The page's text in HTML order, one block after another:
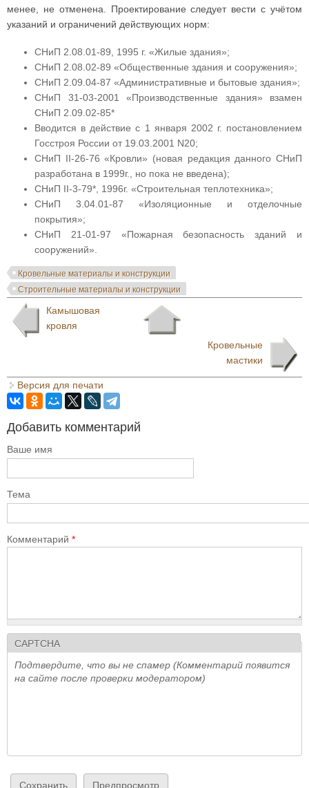
менее, не отменена. Проектирование следует вести с учётом
указаний и ограничений действующих норм:
СНиП 2.08.01-89, 1995 г. «Жилые здания»;
СНиП 2.08.02-89 «Общественные здания и сооружения»;
СНиП 2.09.04-87 «Административные и бытовые здания»;
СНиП 31-03-2001 «Производственные здания» взамен
СНиП 2.09.02-85*
Вводится в действие с 1 января 2002 г. постановлением
Госстроя России от 19.03.2001 N20;
СНиП II-26-76 «Кровли» (новая редакция данного СНиП
разработана в 1999г., но пока не введена);
СНиП II-3-79*, 1996г. «Строительная теплотехника»;
СНиП 3.04.01-87 «Изоляционные и отделочные
покрытия»;
СНиП 21-01-97 «Пожарная безопасность зданий и
сооружений».
Кровельные материалы и конструкции
Строительные материалы и конструкции
Камышовая
кровля
Кровельные
мастики
Версия для печати
Добавить комментарий
Ваше имя
Тема
Комментарий *
CAPTCHA
Подтвердите, что вы не спамер (Комментарий появится
на сайте после проверки модератором)